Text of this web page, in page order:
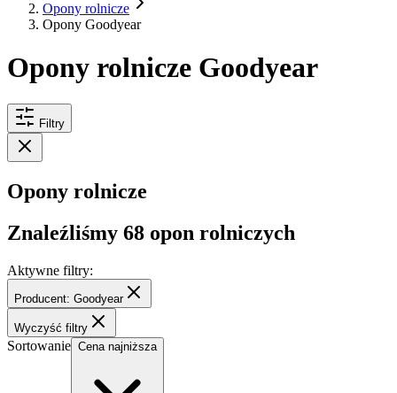
Opony rolnicze
Opony Goodyear
Opony rolnicze Goodyear
Filtry
Opony rolnicze
Znaleźliśmy 68 opon rolniczych
Aktywne filtry:
Producent: Goodyear
Wyczyść filtry
Sortowanie Cena najniższa